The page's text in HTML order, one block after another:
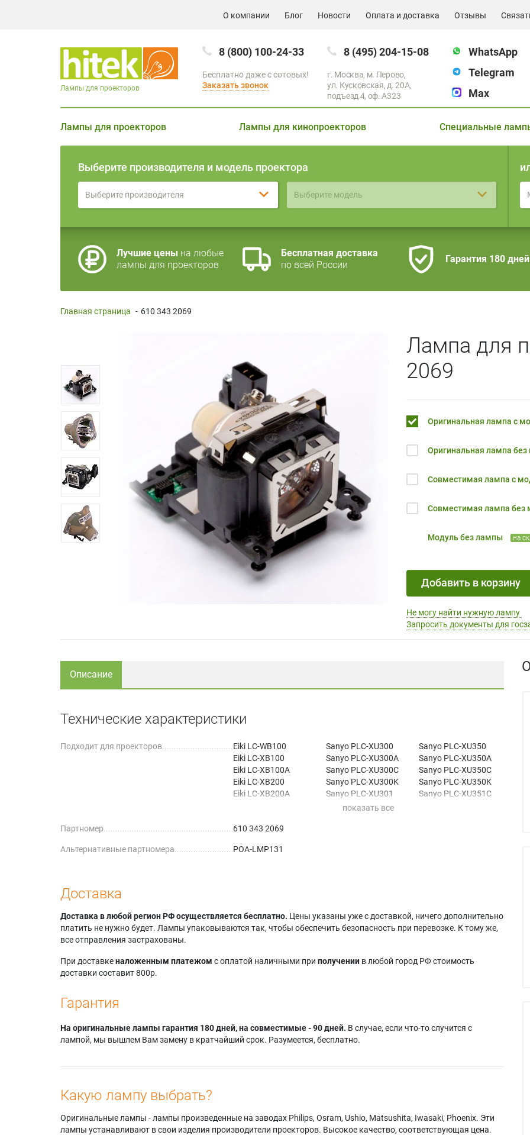
О компании Блог Новости Оплата и доставка Отзывы
8 (800) 100-24-33
Бесплатно даже с сотовых!
Заказать звонок
8 (495) 204-15-08
г. Москва, м. Перово,
ул. Кусковская, д. 20А,
подъезд 4, оф. A323
WhatsApp
Telegram
Max
Лампы для проекторов
Лампы для проекторов Лампы для кинопроекторов Специальные
Выберите производителя и модель проектора
Выберите производителя Выберите модель
Лучшие цены на любые
лампы для проекторов
Бесплатная доставка
по всей России
Гарантия 180 дней
Главная страница - 610 343 2069
Лампа для
2069
Оригинальная лампа с
Оригинальная лампа без
Совместимая лампа с
Совместимая лампа без
Модуль без лампы на
Добавить в корзину
Не могу найти нужную лампу
Запросить документы для
Описание
Технические характеристики
Подходит для проекторов
Eiki LC-WB100
Eiki LC-XB100
Eiki LC-XB100A
Eiki LC-XB200
Eiki LC-XB200A
Sanyo PLC-WR251
Sanyo PLC-WXU300A
Sanyo PLC-XU300
Sanyo PLC-XU300A
Sanyo PLC-XU300C
Sanyo PLC-XU300K
Sanyo PLC-XU301
Sanyo PLC-XU301A
Sanyo PLC-XU350
Sanyo PLC-XU350A
Sanyo PLC-XU350C
Sanyo PLC-XU350K
Sanyo PLC-XU351C
Партномер 610 343 2069
Альтернативные партномера POA-LMP131
Доставка
Доставка в любой регион РФ осуществляется бесплатно. Цены указаны уже с доставкой, ничего дополнительно
платить не нужно будет. Лампы упаковываются так, чтобы обеспечить безопасность при перевозке. К тому же,
все отправления застрахованы.
При доставкеналоженным платежом с оплатой наличными при получении в любой город РФ стоимость
доставки составит 800р.
Гарантия
На оригинальные лампы гарантия 180 дней, на совместимые - 90 дней. В случае, если что-то случится с
лампой, мы вышлем Вам замену в кратчайший срок. Разумеется, бесплатно.
Какую лампу выбрать?
Оригинальные лампы - лампы произведенные на заводах Philips, Osram, Ushio, Matsushita, Iwasaki, Phoenix. Эти
лампы устанавливают в свои изделия производители проекторов. Высокое качество, соответствующая цена.